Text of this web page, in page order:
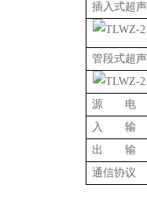
插入式超
管段式超
源 电
入 输
出 输
通信协议